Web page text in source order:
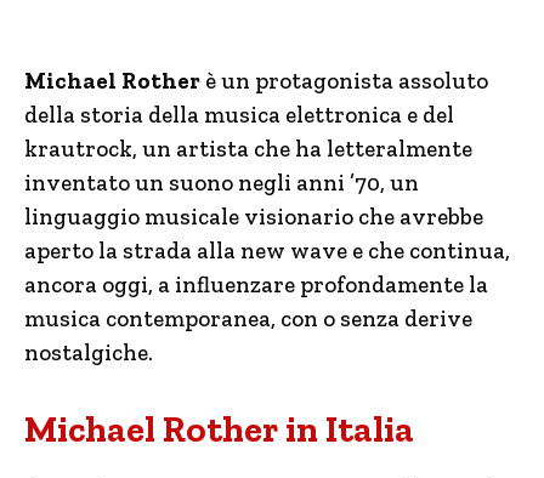
Michael Rother è un protagonista assoluto
della storia della musica elettronica e del
krautrock, un artista che ha letteralmente
inventato un suono negli anni ’70, un
linguaggio musicale visionario che avrebbe
aperto la strada alla new wave e che continua,
ancora oggi, a influenzare profondamente la
musica contemporanea, con o senza derive
nostalgiche.
Michael Rother in Italia